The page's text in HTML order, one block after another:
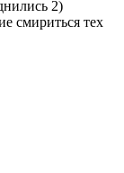
2)
смириться тех